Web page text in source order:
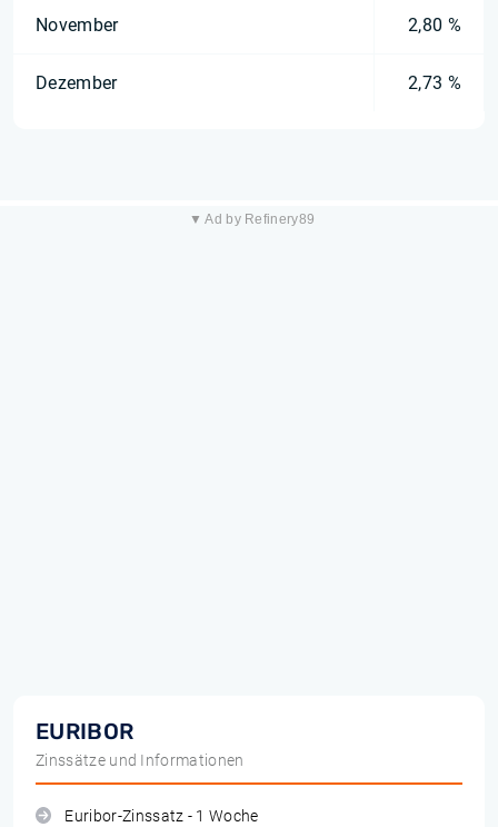
November 2,80 %
Dezember 2,73 %
▼ Ad by Refinery89
EURIBOR
Zinssätze und Informationen
Euribor-Zinssatz - 1 Woche